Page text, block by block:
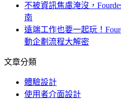
不被資訊焦慮淹沒，
南
遠端工作也要一起玩！
動企劃流程大解密
文章分類
體驗設計
使用者介面設計